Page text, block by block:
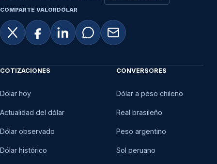
COMPARTE VALORDÓLAR
COTIZACIONES
Dólar hoy
Actualidad del dólar
Dólar observado
Dólar histórico
CONVERSORES
Dólar a peso chileno
Real brasileño
Peso argentino
Sol peruano